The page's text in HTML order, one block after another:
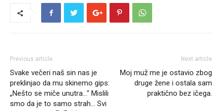
Svake večeri naš sin nas je
preklinjao da mu skinemo gips:
„Nešto se miče unutra…“ Mislili
smo da je to samo strah… Svi
smo se varali☹️😨🤦‍♀️
Moj muž me je ostavio zbog
druge žene i ostala sam
praktično bez ičega.